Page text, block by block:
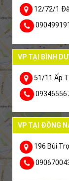
12/72/1
VP TẠI BÌNH
51/11 Ấp
VP TẠI ĐỒNG
196 Bùi